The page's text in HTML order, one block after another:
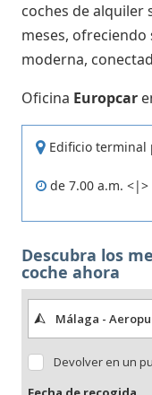
coches de alquiler
meses,
moderna,
Oficina Europcar
Edificio terminal
de 7.00 a.m. <|>
Descubra los
coche ahora
Devolver en un